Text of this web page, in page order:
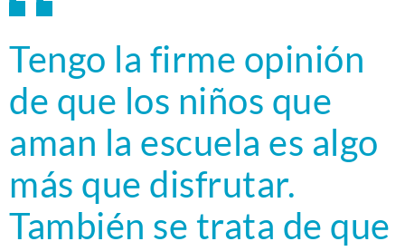
Tengo la firme opinión
de que los niños que
aman la escuela es algo
más que disfrutar.
También se trata de que